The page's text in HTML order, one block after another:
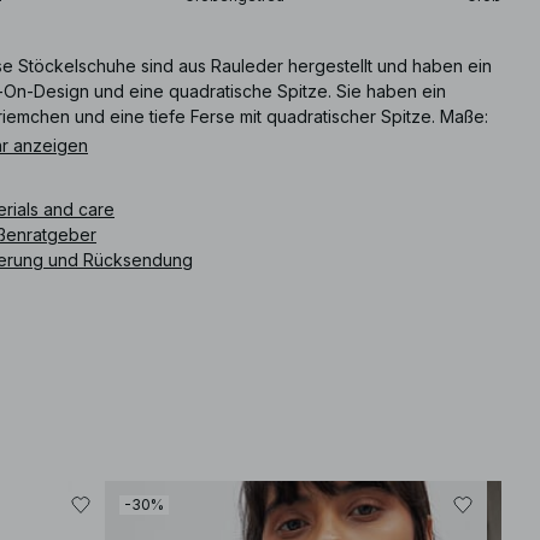
Stöckelschuhe sind aus Rauleder hergestellt und haben ein
Design und eine quadratische Spitze. Sie haben ein
und eine tiefe Ferse mit quadratischer Spitze. Maße:
7.5 cm / 2.95 in.
anzeigen
and care
und Rücksendung
-30%